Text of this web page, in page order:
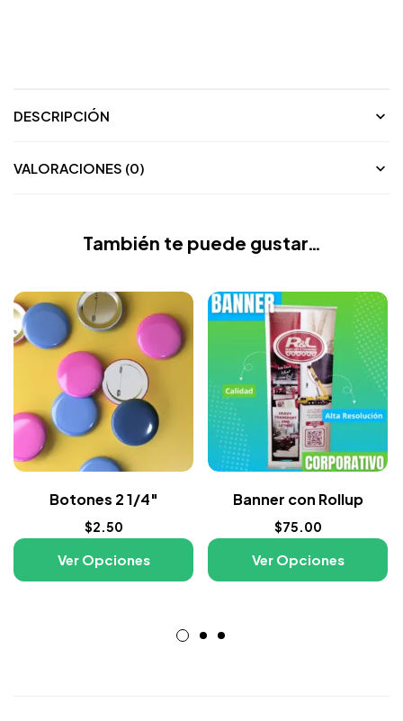
DESCRIPCIÓN
VALORACIONES (0)
También te puede gustar…
Botones 2 1/4″
$2.50
Ver Opciones
Banner con Rollup
$75.00
Ver Opciones